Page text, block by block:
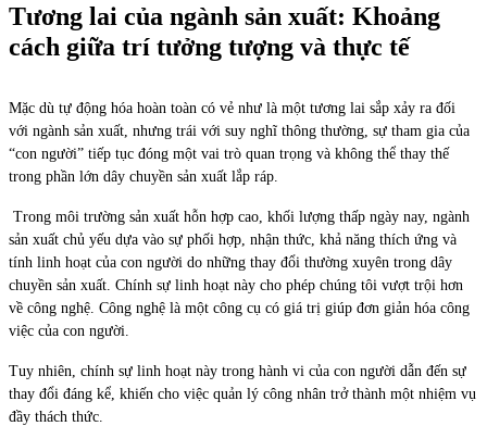
Tương lai của ngành sản xuất: Khoảng
cách giữa trí tưởng tượng và thực tế
Mặc dù tự động hóa hoàn toàn có vẻ như là một tương lai sắp xảy ra đối
với ngành sản xuất, nhưng trái với suy nghĩ thông thường, sự tham gia của
“con người” tiếp tục đóng một vai trò quan trọng và không thể thay thế
trong phần lớn dây chuyền sản xuất lắp ráp.
Trong môi trường sản xuất hỗn hợp cao, khối lượng thấp ngày nay, ngành
sản xuất chủ yếu dựa vào sự phối hợp, nhận thức, khả năng thích ứng và
tính linh hoạt của con người do những thay đổi thường xuyên trong dây
chuyền sản xuất. Chính sự linh hoạt này cho phép chúng tôi vượt trội hơn
về công nghệ. Công nghệ là một công cụ có giá trị giúp đơn giản hóa công
việc của con người.
Tuy nhiên, chính sự linh hoạt này trong hành vi của con người dẫn đến sự
thay đổi đáng kể, khiến cho việc quản lý công nhân trở thành một nhiệm vụ
đầy thách thức.